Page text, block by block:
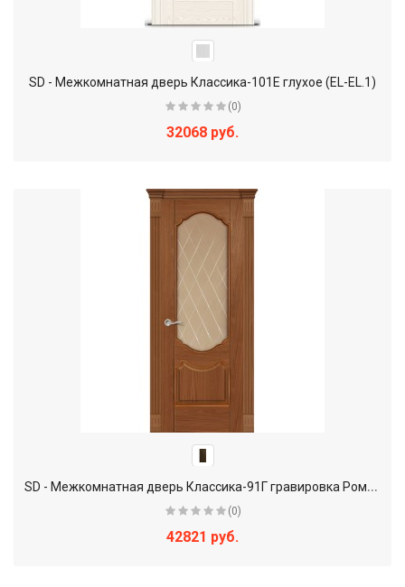
SD - Межкомнатная дверь Классика-101Е глухое (EL-EL.1)
(0)
32068 руб.
S
D - Межкомнатная дверь Классика-91Г гравировка Ромб Бронза (EL-GZT)
(0)
42821 руб.